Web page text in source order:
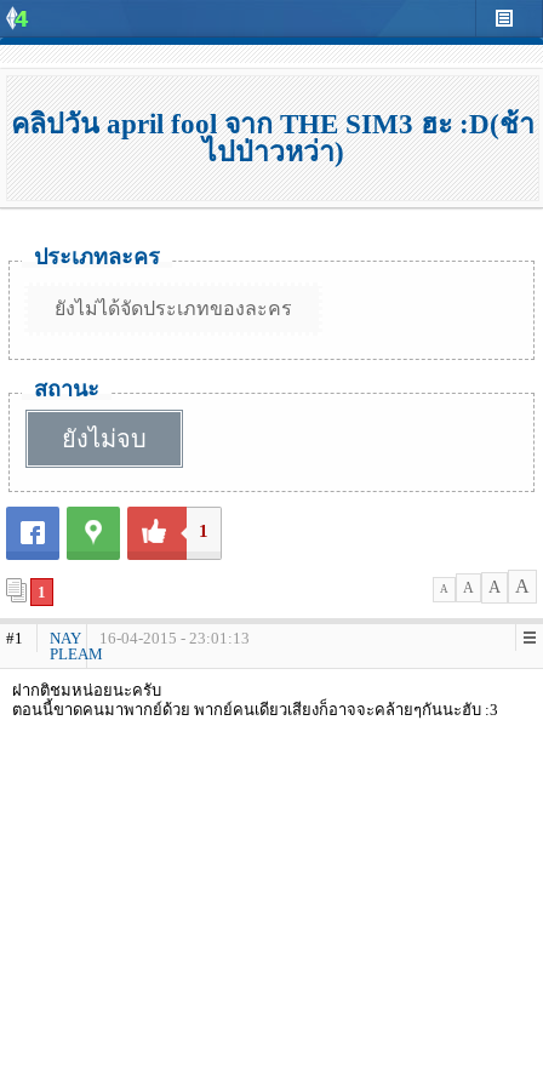
คลิปวัน april fool จาก THE SIM3 ฮะ :D(ช้า
ไปป่าวหว่า)
ประเภทละคร
ยังไม่ได้จัดประเภทของละคร
สถานะ
ยังไม่จบ
1
1 A A A A
#1
NAY
PLEAM
16-04-2015 - 23:01:13
ฝากติชมหน่อยนะครับ
ตอนนี้ขาดคนมาพากย์ด้วย พากย์คนเดียวเสียงก็อาจจะคล้ายๆกันนะฮับ :3